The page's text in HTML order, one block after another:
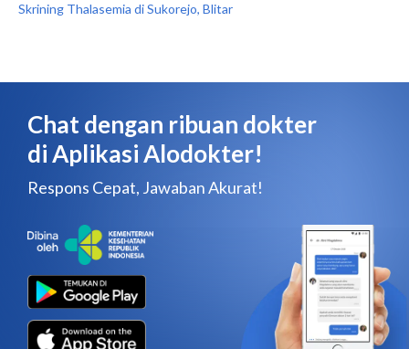
Skrining Thalasemia di Sukorejo, Blitar